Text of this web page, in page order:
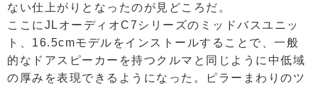
ない仕上がりとなったのが見どころだ。
ここにJLオーディオC7シリーズのミッドバスユニッ
ト、16.5cmモデルをインストールすることで、一般
的なドアスピーカーを持つクルマと同じように中低域
の厚みを表現できるようになった。ピラーまわりのツ